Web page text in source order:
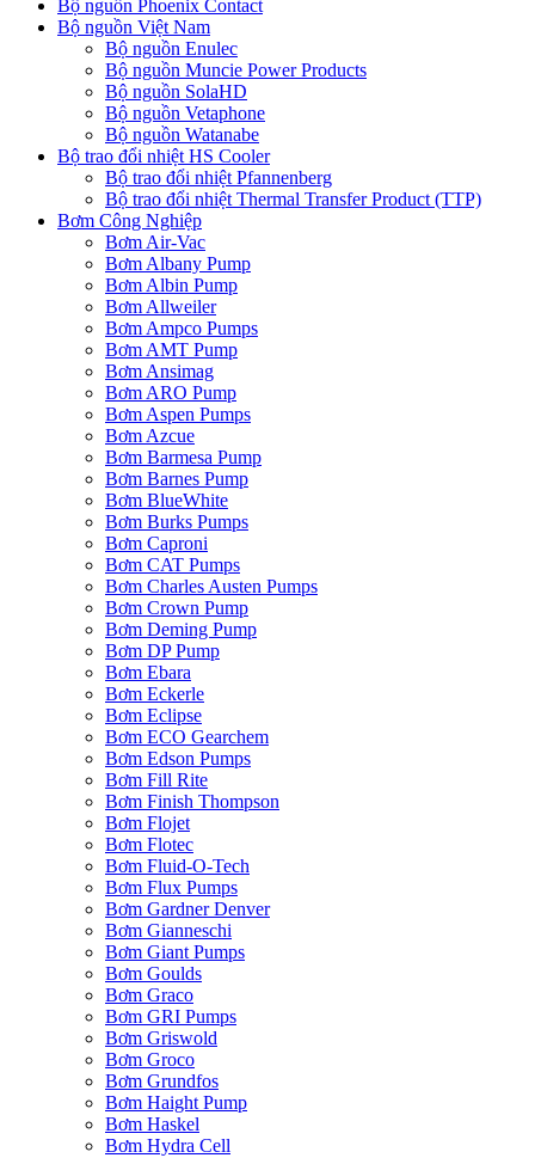
Bộ nguồn Phoenix Contact
Bộ nguồn Việt Nam
Bộ nguồn Enulec
Bộ nguồn Muncie Power Products
Bộ nguồn SolaHD
Bộ nguồn Vetaphone
Bộ nguồn Watanabe
Bộ trao đổi nhiệt HS Cooler
Bộ trao đổi nhiệt Pfannenberg
Bộ trao đổi nhiệt Thermal Transfer Product (TTP)
Bơm Công Nghiệp
Bơm Air-Vac
Bơm Albany Pump
Bơm Albin Pump
Bơm Allweiler
Bơm Ampco Pumps
Bơm AMT Pump
Bơm Ansimag
Bơm ARO Pump
Bơm Aspen Pumps
Bơm Azcue
Bơm Barmesa Pump
Bơm Barnes Pump
Bơm BlueWhite
Bơm Burks Pumps
Bơm Caproni
Bơm CAT Pumps
Bơm Charles Austen Pumps
Bơm Crown Pump
Bơm Deming Pump
Bơm DP Pump
Bơm Ebara
Bơm Eckerle
Bơm Eclipse
Bơm ECO Gearchem
Bơm Edson Pumps
Bơm Fill Rite
Bơm Finish Thompson
Bơm Flojet
Bơm Flotec
Bơm Fluid-O-Tech
Bơm Flux Pumps
Bơm Gardner Denver
Bơm Gianneschi
Bơm Giant Pumps
Bơm Goulds
Bơm Graco
Bơm GRI Pumps
Bơm Griswold
Bơm Groco
Bơm Grundfos
Bơm Haight Pump
Bơm Haskel
Bơm Hydra Cell